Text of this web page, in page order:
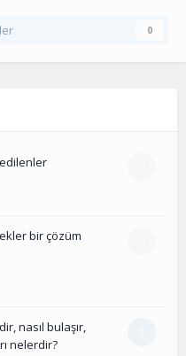
0
bir çözüm
nasıl bulaşır,
nelerdir?